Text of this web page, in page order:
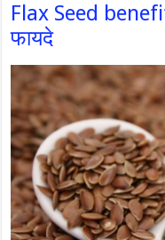
Flax Seed
फायदे